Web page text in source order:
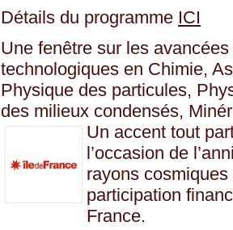
Détails du programme ICI
Une fenêtre sur les
technologiques en Chimie,
Physique des particules,
des milieux condensés,
Un accent tout
l’occasion de
rayons
participation
France.